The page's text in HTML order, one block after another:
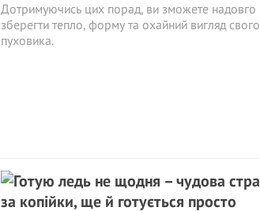
Дотримуючись цих порад, ви зможете надовго
зберегти тепло, форму та охайний вигляд свого
пуховика.